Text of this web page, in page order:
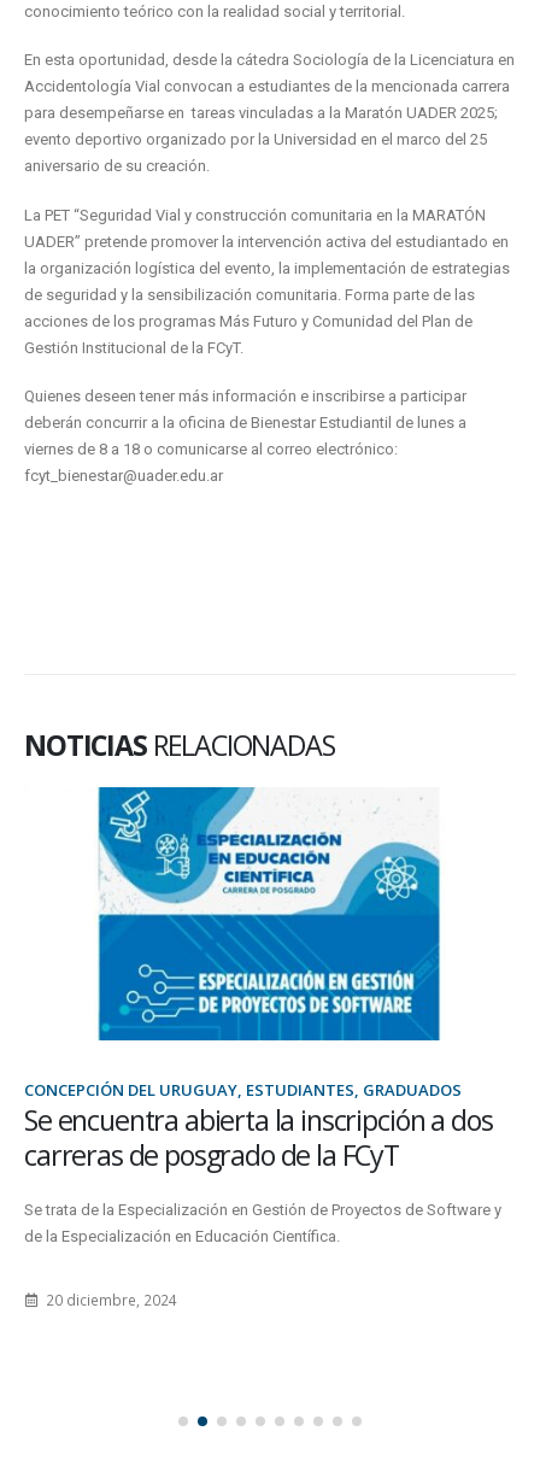
conocimiento teórico con la realidad social y territorial.
En esta oportunidad, desde la cátedra Sociología de la Licenciatura en
Accidentología Vial convocan a estudiantes de la mencionada carrera
para desempeñarse en tareas vinculadas a la Maratón UADER 2025;
evento deportivo organizado por la Universidad en el marco del 25
aniversario de su creación.
La PET “Seguridad Vial y construcción comunitaria en la MARATÓN
UADER” pretende promover la intervención activa del estudiantado en
la organización logística del evento, la implementación de estrategias
de seguridad y la sensibilización comunitaria. Forma parte de las
acciones de los programas Más Futuro y Comunidad del Plan de
Gestión Institucional de la FCyT.
Quienes deseen tener más información e inscribirse a participar
deberán concurrir a la oficina de Bienestar Estudiantil de lunes a
viernes de 8 a 18 o comunicarse al correo electrónico:
fcyt_bienestar@uader.edu.ar
NOTICIAS RELACIONADAS
CONCEPCIÓN DEL URUGUAY, ESTUDIANTES, GRADUADOS
Se encuentra abierta la inscripción a dos
carreras de posgrado de la FCyT
Se trata de la Especialización en Gestión de Proyectos de Software y
de la Especialización en Educación Científica.
20 diciembre, 2024